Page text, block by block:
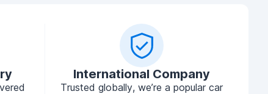
International Company
Trusted globally, we’re a popular car